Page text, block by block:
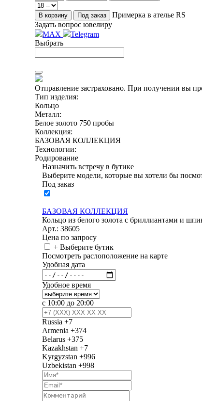
В корзину Под заказ
Примерка в ателье RS
Задать вопрос ювелиру
MAX
Telegram
Выбрать
Отправление застраховано. При получении вы
Тип изделия:
Кольцо
Металл:
Белое золото 750 пробы
Коллекция:
БАЗОВАЯ КОЛЛЕКЦИЯ
Технологии:
Родирование
Назначить встречу в бутике
Выберите модели, которые вы хотели бы
Под заказ
БАЗОВАЯ КОЛЛЕКЦИЯ
Кольцо из белого золота с бриллиантами и
Арт.: 38605
Цена по запросу
+ Выберите бутик
Посмотреть раслоположение на карте
Удобная дата
Удобное время
с 10:00 до 20:00
Russia +7
Armenia +374
Belarus +375
Kazakhstan +7
Kyrgyzstan +996
Uzbekistan +998